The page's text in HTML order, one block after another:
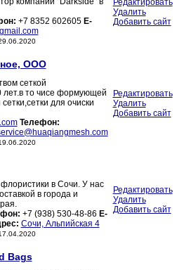
+7 8352 602605 E-
Редактировать
Удалить
Добавить сайт
ООО
сеткой
то чисе формующей
для очиски
Телефон:
Редактировать
Удалить
Добавить сайт
в Сочи. У нас
в города и
+7 (938) 530-48-86 E-
Сочи, Альпийская 4
Редактировать
Удалить
Добавить сайт
Bags